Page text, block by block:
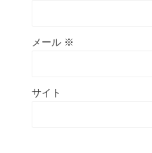
メール ※
サイト